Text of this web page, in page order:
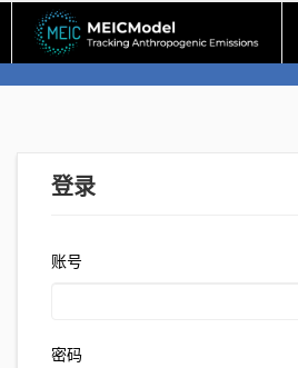
content
登录
账号
密码